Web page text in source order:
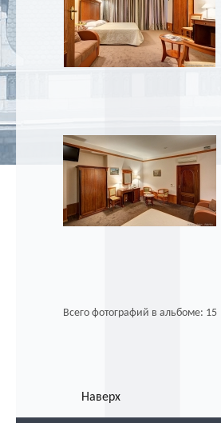
Всего фотографий в альбоме: 15
Наверх